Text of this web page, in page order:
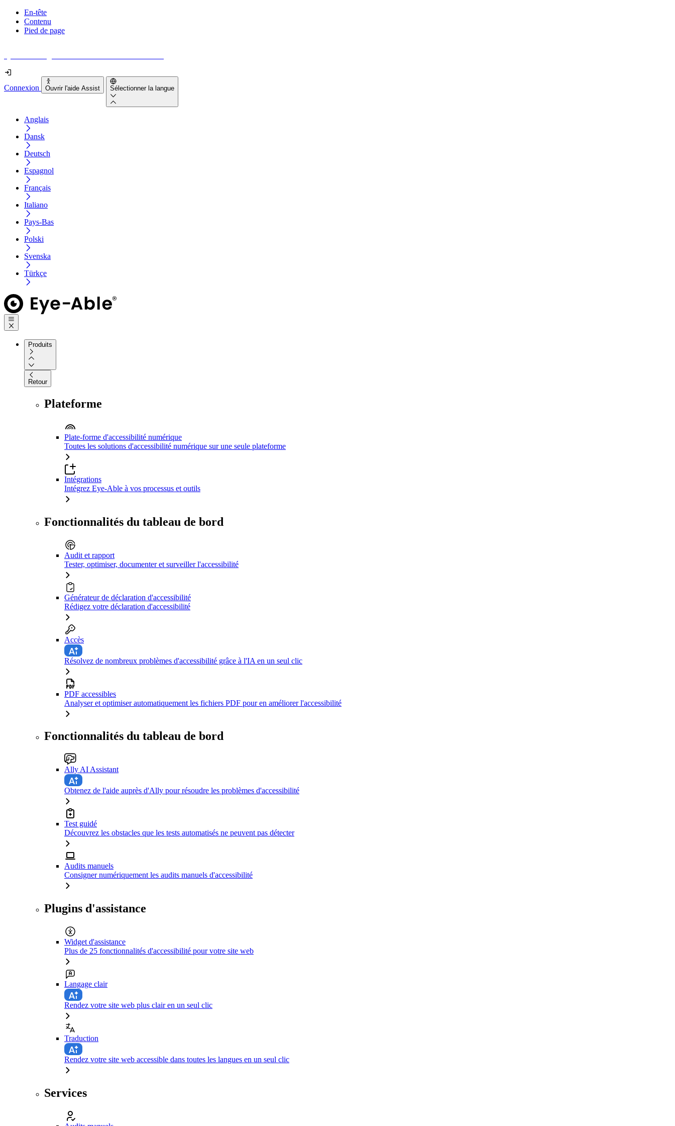
En-tête
Contenu
Pied de page
Connexion Ouvrir l'aide Assist Sélectionner la langue
Anglais
Dansk
Deutsch
Espagnol
Français
Italiano
Pays-Bas
Polski
Svenska
Türkçe
Produits
Retour
Plateforme
Plate-forme d'accessibilité numérique
Toutes les solutions d'accessibilité numérique sur une seule plateforme
Intégrations
Intégrez Eye-Able à vos processus et outils
Fonctionnalités du tableau de bord
Audit et rapport
Tester, optimiser, documenter et surveiller l'accessibilité
Générateur de déclaration d'accessibilité
Rédigez votre déclaration d'accessibilité
Accès
Résolvez de nombreux problèmes d'accessibilité grâce à l'IA en un seul clic
PDF accessibles
Analyser et optimiser automatiquement les fichiers PDF pour en améliorer l'accessibilité
Fonctionnalités du tableau de bord
Ally AI Assistant
Obtenez de l'aide auprès d'Ally pour résoudre les problèmes d'accessibilité
Test guidé
Découvrez les obstacles que les tests automatisés ne peuvent pas détecter
Audits manuels
Consigner numériquement les audits manuels d'accessibilité
Plugins d'assistance
Widget d'assistance
Plus de 25 fonctionnalités d'accessibilité pour votre site web
Langage clair
Rendez votre site web plus clair en un seul clic
Traduction
Rendez votre site web accessible dans toutes les langues en un seul clic
Services